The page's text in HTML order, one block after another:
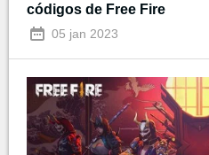
códigos de Free Fire
05 jan 2023